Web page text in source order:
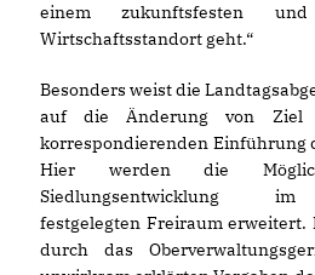
einem zukunftsfesten und
Wirtschaftsstandort geht.“
Besonders weist die
auf die Änderung von
korrespondierenden Einführung
Hier werden die
Siedlungsentwicklung im
festgelegten Freiraum
durch das